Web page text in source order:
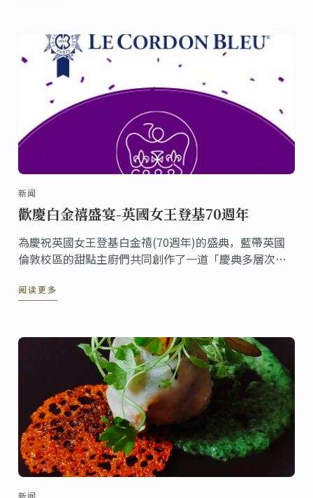
新闻
歡慶白金禧盛宴-英國女王登基70週年
為慶祝英國女王登基白金禧(70週年)的盛典，藍帶英國
倫敦校區的甜點主廚們共同創作了一道「慶典多層次蛋
禧皇冠》這道甜點包含了香檳慕斯、糖漬紅漿果、檸檬
阅读更多
新闻